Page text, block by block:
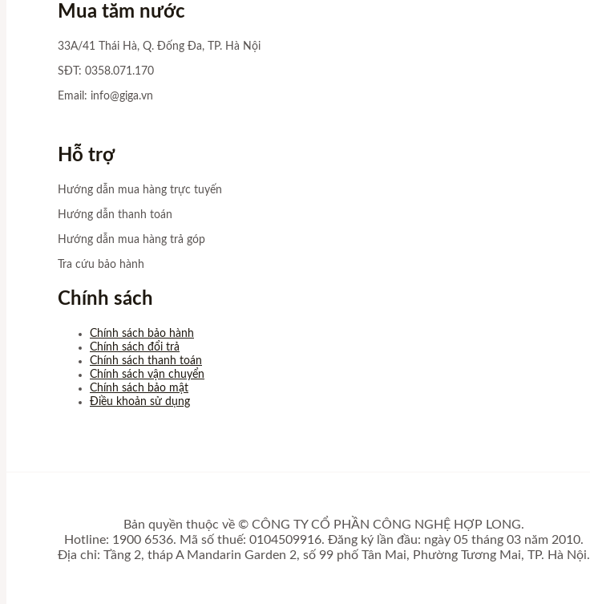
Mua tăm nước
33A/41 Thái Hà, Q. Đống Đa, TP. Hà Nội
SĐT: 0358.071.170
Email: info@giga.vn
Hỗ trợ
Hướng dẫn mua hàng trực tuyến
Hướng dẫn thanh toán
Hướng dẫn mua hàng trả góp
Tra cứu bảo hành
Chính sách
Chính sách bảo hành
Chính sách đổi trả
Chính sách thanh toán
Chính sách vận chuyển
Chính sách bảo mật
Điều khoản sử dụng
Bản quyền thuộc về © CÔNG TY CỔ PHẦN CÔNG NGHỆ HỢP LONG.
Hotline: 1900 6536. Mã số thuế: 0104509916. Đăng ký lần đầu: ngày 05 tháng 03 năm 2010.
Địa chỉ: Tầng 2, tháp A Mandarin Garden 2, số 99 phố Tân Mai, Phường Tương Mai, TP. Hà Nội.